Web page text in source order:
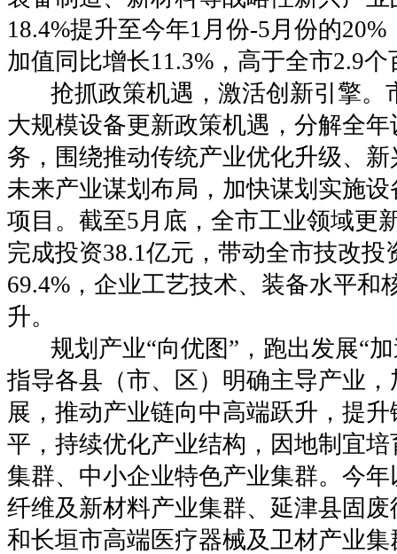
18.4%提升至今年1月份-5月份的
加值同比增长11.3%，高于全市2.9个
抢抓政策机遇，激活创新引擎。
大规模设备更新政策机遇，分解全
务，围绕推动传统产业优化升级、
未来产业谋划布局，加快谋划实施
项目。截至5月底，全市工业领域更
完成投资38.1亿元，带动全市技改投
69.4%，企业工艺技术、装备水平和
升。
规划产业“向优图”，跑出发展“加
指导各县（市、区）明确主导产业
展，推动产业链向中高端跃升，提
平，持续优化产业结构，因地制宜
集群、中小企业特色产业集群。今
纤维及新材料产业集群、延津县固
和长垣市高端医疗器械及卫材产业